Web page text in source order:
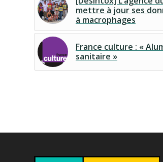
mettre à jour ses
à macrophages
France culture : «
sanitaire »